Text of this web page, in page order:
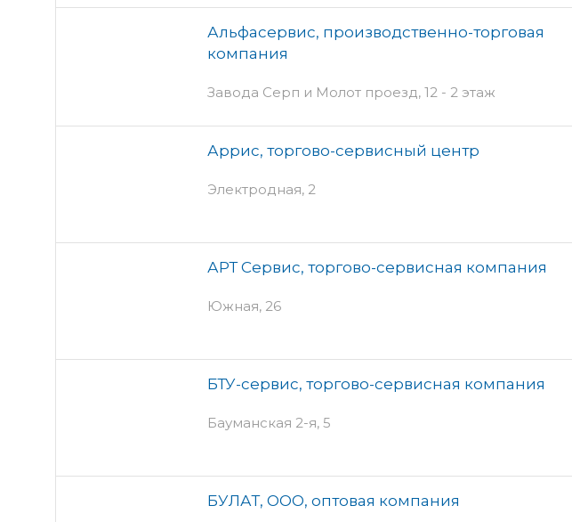
Альфасервис, производственно-торговая
компания
Завода Серп и Молот проезд, 12 - 2 этаж
Аррис, торгово-сервисный центр
Электродная, 2
АРТ Сервис, торгово-сервисная компания
Южная, 26
БТУ-сервис, торгово-сервисная компания
Бауманская 2-я, 5
БУЛАТ, ООО, оптовая компания